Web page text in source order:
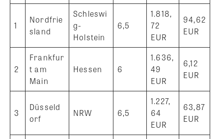
1
Nordfrie
sland
Schleswi
g-
Holstein
6,5
1.818,
72
EUR
94,62
EUR
2
Frankfur
t am
Main
Hessen 6
1.636,
49
EUR
6,12
EUR
3
Düsseld
orf
NRW 6,5
1.227,
64
EUR
63,87
EUR